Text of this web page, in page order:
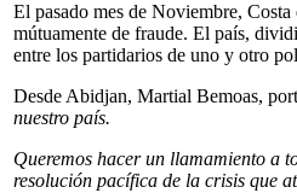
El pasado mes de Noviembre,
mútuamente de fraude. El país,
entre los partidarios de uno y otro
Desde Abidjan, Martial Bemoas,
nuestro país.
Queremos hacer un llamamiento a
resolución pacífica de la crisis que